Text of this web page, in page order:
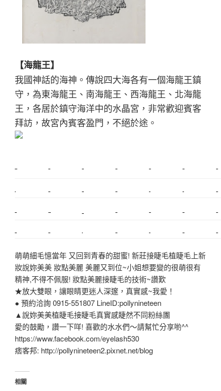
【海龍王】
我國神話的海神。傳說四大海各有一個海龍王鎮
守，為東海龍王、南海龍王、西海龍王、北海龍
王，各居於鎮守海洋中的水晶宮，非常歡迎賓客
拜訪，故宮內賓客盈門，不絕於途。
萌萌細毛憶當年 又回到青春的甜蜜! 新莊接睫毛植睫毛上新
妝說妳美美 妝點美麗 美麗又到位~小姐想要變的很萌很有
精神,不得不佩服! 妝點美麗接睫毛的技術~讚歎
★放大雙眼，讓眼睛更迷人深邃，真實感~我愛！
● 預約洽詢 0915-551807 LineID:pollynineteen
▲說妳美美植睫毛接睫毛真實感睫然不同粉絲團
愛的鼓勵，讚一下咩! 喜歡的水水們～請幫忙分享喲^^
https://www.facebook.com/eyelash530
痞客邦: http://pollynineteen2.pixnet.net/blog
相關